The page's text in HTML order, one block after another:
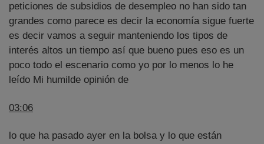
peticiones de subsidios de desempleo no han sido tan
grandes como parece es decir la economía sigue fuerte
es decir vamos a seguir manteniendo los tipos de
interés altos un tiempo así que bueno pues eso es un
poco todo el escenario como yo por lo menos lo he
leído Mi humilde opinión de
03:06
lo que ha pasado ayer en la bolsa y lo que están